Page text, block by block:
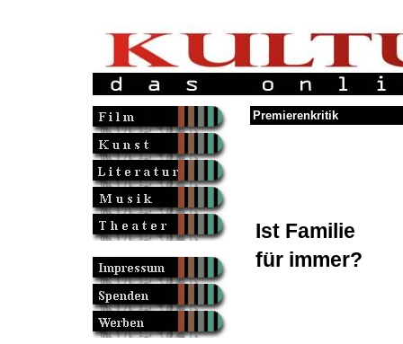
Premierenkritik
Ist Familie
für immer?